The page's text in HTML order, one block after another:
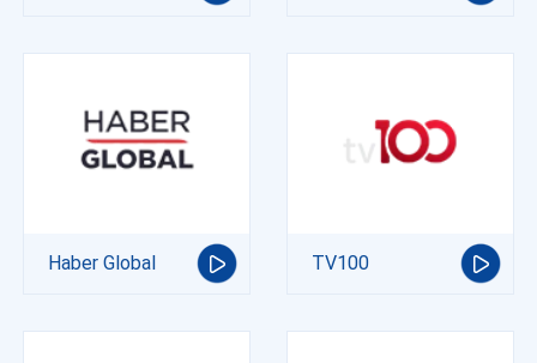
Haber Global TV100